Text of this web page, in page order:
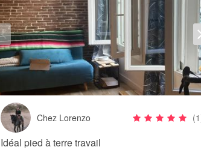
Chez Lorenzo
Idéal pied à terre travail